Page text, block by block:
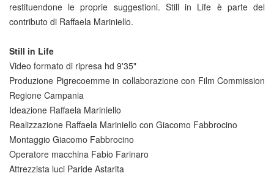
restituendone le proprie suggestioni. Still in Life è parte del
contributo di Raffaela Mariniello.
Still in Life
Video formato di ripresa hd 9'35"
Produzione Pigrecoemme in collaborazione con Film Commission
Regione Campania
Ideazione Raffaela Mariniello
Realizzazione Raffaela Mariniello con Giacomo Fabbrocino
Montaggio Giacomo Fabbrocino
Operatore macchina Fabio Farinaro
Attrezzista luci Paride Astarita